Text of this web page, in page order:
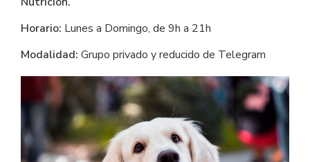
Horario: Lunes a Domingo, de 9h a 21h
Modalidad: Grupo privado y reducido de Telegram